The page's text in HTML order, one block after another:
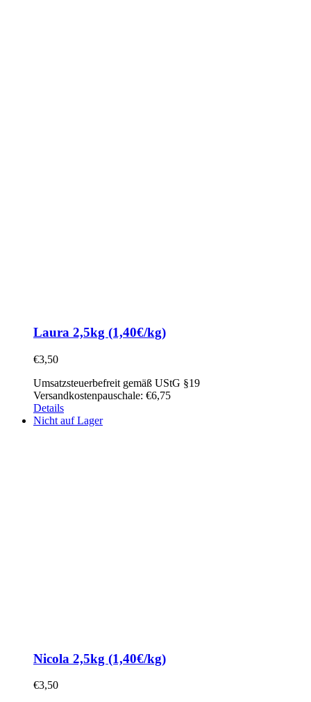
Laura 2,5kg (1,40€/kg)
€3,50
Umsatzsteuerbefreit gemäß UStG §19
Versandkostenpauschale: €6,75
Details
Nicht auf Lager
Nicola 2,5kg (1,40€/kg)
€3,50